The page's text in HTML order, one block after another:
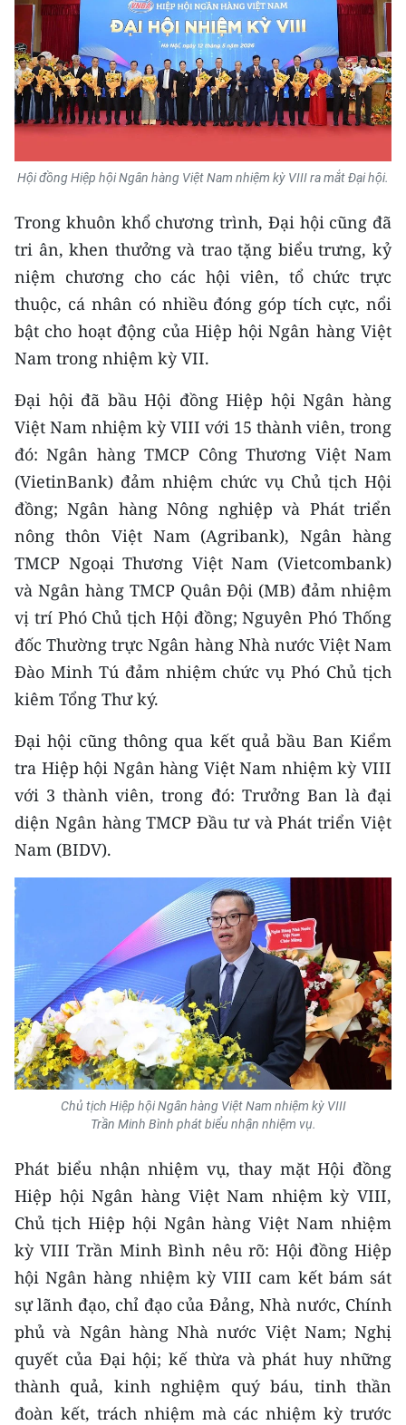
Hội đồng Hiệp hội Ngân hàng Việt Nam nhiệm kỳ VIII ra mắt Đại hội.
Trong khuôn khổ chương trình, Đại hội cũng đã
tri ân, khen thưởng và trao tặng biểu trưng, kỷ
niệm chương cho các hội viên, tổ chức trực
thuộc, cá nhân có nhiều đóng góp tích cực, nổi
bật cho hoạt động của Hiệp hội Ngân hàng Việt
Nam trong nhiệm kỳ VII.
Đại hội đã bầu Hội đồng Hiệp hội Ngân hàng
Việt Nam nhiệm kỳ VIII với 15 thành viên, trong
đó: Ngân hàng TMCP Công Thương Việt Nam
(VietinBank) đảm nhiệm chức vụ Chủ tịch Hội
đồng; Ngân hàng Nông nghiệp và Phát triển
nông thôn Việt Nam (Agribank), Ngân hàng
TMCP Ngoại Thương Việt Nam (Vietcombank)
và Ngân hàng TMCP Quân Đội (MB) đảm nhiệm
vị trí Phó Chủ tịch Hội đồng; Nguyên Phó Thống
đốc Thường trực Ngân hàng Nhà nước Việt Nam
Đào Minh Tú đảm nhiệm chức vụ Phó Chủ tịch
kiêm Tổng Thư ký.
Đại hội cũng thông qua kết quả bầu Ban Kiểm
tra Hiệp hội Ngân hàng Việt Nam nhiệm kỳ VIII
với 3 thành viên, trong đó: Trưởng Ban là đại
diện Ngân hàng TMCP Đầu tư và Phát triển Việt
Nam (BIDV).
Chủ tịch Hiệp hội Ngân hàng Việt Nam nhiệm kỳ VIII
Tr ần Minh Bình phát biểu nhận nhiệm vụ.
Phát biểu nhận nhiệm vụ, thay mặt Hội đồng
Hiệp hội Ngân hàng Việt Nam nhiệm kỳ VIII,
Chủ tịch Hiệp hội Ngân hàng Việt Nam nhiệm
kỳ VIII Trần Minh Bình nêu rõ: Hội đồng Hiệp
hội Ngân hàng nhiệm kỳ VIII cam kết bám sát
sự lãnh đạo, chỉ đạo của Đảng, Nhà nước, Chính
phủ và Ngân hàng Nhà nước Việt Nam; Nghị
quyết của Đại hội; kế thừa và phát huy những
thành quả, kinh nghiệm quý báu, tinh thần
đoàn kết, trách nhiệm mà các nhiệm kỳ trước